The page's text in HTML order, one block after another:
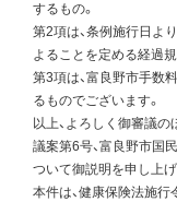
するもの。
第2項は、条例施行日よ
よることを定める経過規
第3項は、富良野市手数
るものでございます。
以上、よろしく御審議
議案第6号、富良野市国
ついて御説明を申し上げ
本件は、健康保険法施